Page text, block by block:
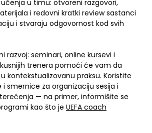
u timu: otvoreni razgovori,
i redovni kratki review sastanci
i stvaraju odgovornost kod svih
razvoj: seminari, online kursevi i
trenera pomoći će vam da
kontekstualizovanu praksu. Koristite
smernice za organizaciju sesija i
— na primer, informišite se
kao što je UEFA coach